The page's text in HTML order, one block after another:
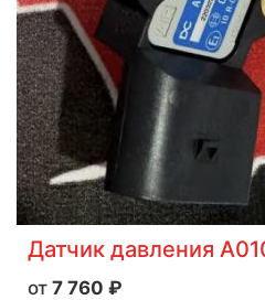
Датчик давления
7 760 ₽